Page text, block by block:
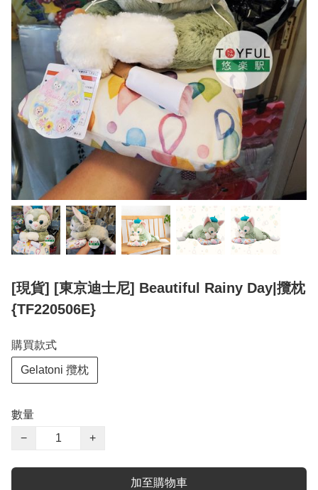
[現貨] [東京迪士尼] Beautiful Rainy Day|攬枕
{TF220506E}
購買款式
Gelatoni 攬枕
數量
−
+
加至購物車